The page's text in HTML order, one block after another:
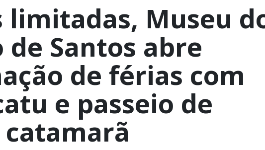
limitadas, Museu
de Santos abre
de férias com
e passeio de
catamarã